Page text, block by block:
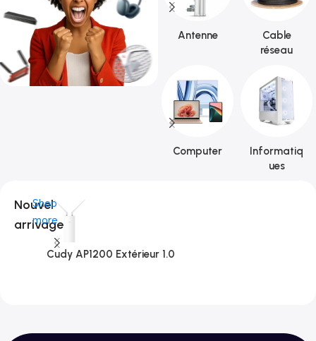
Antenne
Cable
réseau
Computer
Informatiq
ues
Nouvel
arrivage
Shop
more
Cudy AP1200 Extérieur 1.0